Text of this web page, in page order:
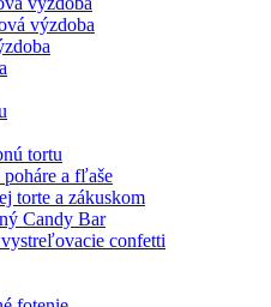
výzdoba
tortu
a fľaše
torte a zákuskom
Candy Bar
confetti